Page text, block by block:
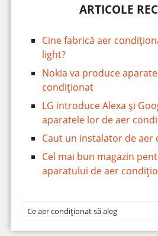
ARTICOLE
Cine fabrică aer
light?
Nokia va produce
condiționat
LG introduce Alexa și
aparatele lor de aer
Caut un instalator de
Cel mai bun magazin
aparatului de aer
Ce aer condiționat să aleg